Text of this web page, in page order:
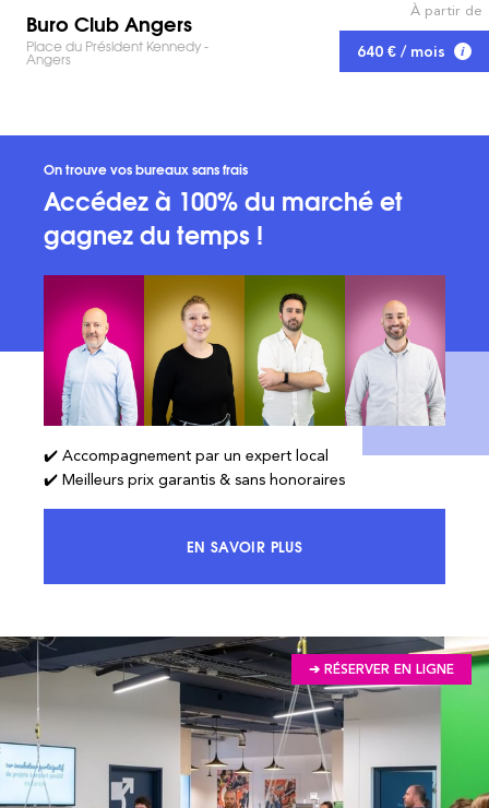
Buro Club Angers
Place du Président Kennedy -
Angers
À partir de
640 € / mois
On trouve vos bureaux sans frais
Accédez à 100% du marché et
gagnez du temps !
✔️ Accompagnement par un expert local
✔️ Meilleurs prix garantis & sans honoraires
EN SAVOIR PLUSACCÉDEZ À 100% DU MARCHÉ ET
➔ RÉSERVER EN LIGNE